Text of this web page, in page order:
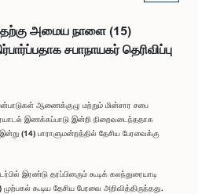
அமைய நாளை (15)
சபாநாயகர் தெரிவிப்பு
ஆணைக்குழு மற்றும் மின்சார சபை
இணக்கப்பாடு இன்றி நிறைவடைந்ததாக
(14) பாராளுமன்றத்தில் தேசிய பேரவைக்கு
இரண்டு தரப்பினரும் கூடிக் கலந்துரையாடி
கூடிய தேசிய பேரவை அறிவித்திருந்தது.